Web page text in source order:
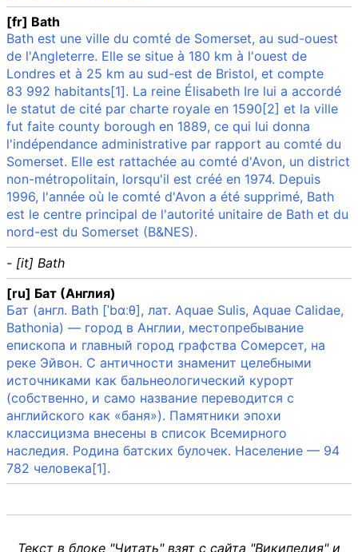
[fr] Bath
Bath est une ville du comté de Somerset, au sud-ouest
de l'Angleterre. Elle se situe à 180 km à l'ouest de
Londres et à 25 km au sud-est de Bristol, et compte
83 992 habitants[1]. La reine Élisabeth Ire lui a accordé
le statut de cité par charte royale en 1590[2] et la ville
fut faite county borough en 1889, ce qui lui donna
l'indépendance administrative par rapport au comté du
Somerset. Elle est rattachée au comté d'Avon, un district
non-métropolitain, lorsqu'il est créé en 1974. Depuis
1996, l'année où le comté d'Avon a été supprimé, Bath
est le centre principal de l'autorité unitaire de Bath et du
nord-est du Somerset (B&NES).
- [it] Bath
[ru] Бат (Англия)
Бат (англ. Bath [ˈbɑːθ], лат. Aquae Sulis, Aquae Calidae,
Bathonia) — город в Англии, местопребывание
епископа и главный город графства Сомерсет, на
реке Эйвон. С античности знаменит целебными
источниками как бальнеологический курорт
(собственно, и само название переводится с
английского как «баня»). Памятники эпохи
классицизма внесены в список Всемирного
наследия. Родина батских булочек. Население — 94
782 человека[1].
Текст в блоке "Читать" взят с сайта "Википедия" и